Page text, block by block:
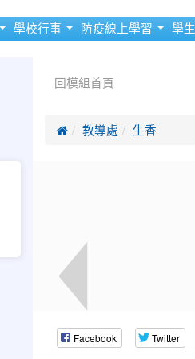
學校行事 防疫線上學習 學
回模組首頁
 教導處 生香
Facebook Twitter